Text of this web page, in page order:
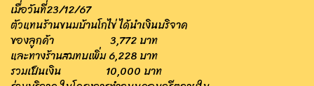
เมื่อวันที่23/12/67
ตัวแทนร้านขนมบ้านโกไข่ ได้นำเงินบริจาค
ของลูกค้า 3,772 บาท
และทางร้านสมทบเพิ่ม 6,228 บาท
รวมเป็นเงิน 10,000 บาท